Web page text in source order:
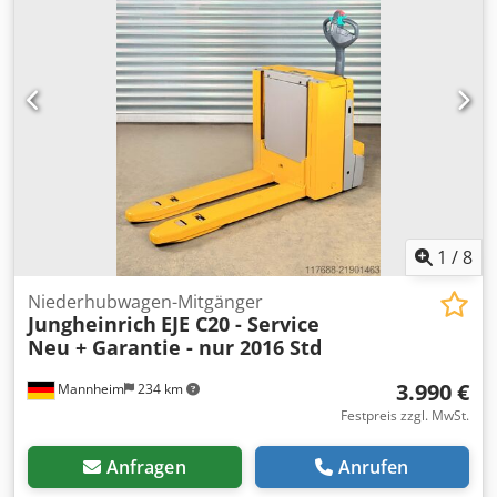
Ohne Initialhub: Ja Baubreite: 725 mm Bauhöhe: 1.300 mm
Gabellänge: 1.150 mm Leergewicht: 377 kg
Lastschwerpunkt: 575 mm Bereifung: Polyurethan
Modelltyp: EJE C20 Batterie Typ: Gel Spannung: 24 V
Batterie Gewicht: 196 kg Ladegerät: Ohne
1 /8
Mannheim 234 km
Niederhubwagen-Mitgänger
Jungheinrich EJE C20 - Service
Neu + Garantie - nur 2016 Std
3.990 €
Festpreis zzgl. MwSt.
Anfragen Anrufen